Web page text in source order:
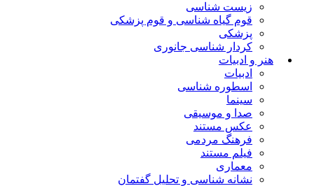
زیست شناسی
قوم گیاه شناسی و قوم پزشکی
پزشکی
کردار شناسی جانوری
هنر و ادبیات
ادبیات
اسطوره شناسی
سینما
صدا و موسیقی
عکس مستند
فرهنگ مردمی
فیلم مستند
معماری
نشانه شناسی و تحلیل گفتمان